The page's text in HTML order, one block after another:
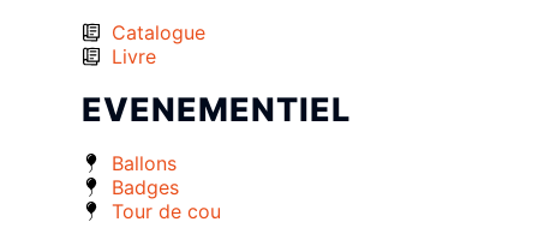
Catalogue
Livre
EVENEMENTIEL
Ballons
Badges
Tour de cou